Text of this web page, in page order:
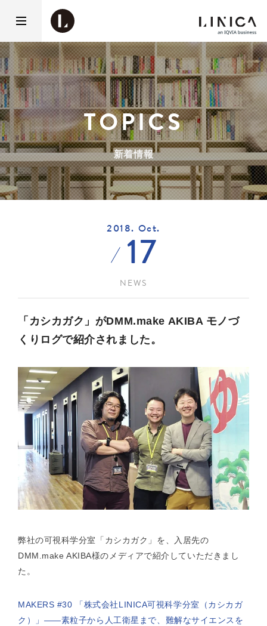
TOPICS
新着情報
2018. Oct.
17
NEWS
「カシカガク」がDMM.make AKIBA モノづ
くりログで紹介されました。
弊社の可視科学分室「カシカガク」を、入居先の
DMM.make AKIBA様のメディアで紹介していただきまし
た。
MAKERS #30 「株式会社LINICA可視科学分室（カシカガ
ク）」――素粒子から人工衛星まで、難解なサイエンスを